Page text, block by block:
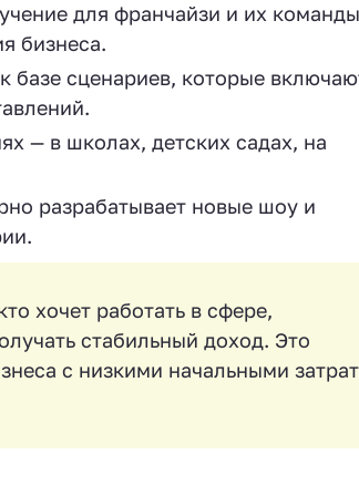
для франчайзи и их
бизнеса.
базе сценариев, которые
— в школах, детских садах, на
разрабатывает новые шоу и
хочет работать в сфере,
стабильный доход. Это
с низкими начальными